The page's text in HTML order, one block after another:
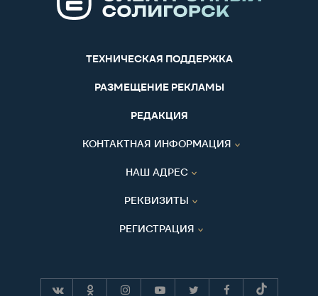
ТЕХНИЧЕСКАЯ ПОДДЕРЖКА
РАЗМЕЩЕНИЕ РЕКЛАМЫ
РЕДАКЦИЯ
КОНТАКТНАЯ ИНФОРМАЦИЯ
НАШ АДРЕС
РЕКВИЗИТЫ
РЕГИСТРАЦИЯ